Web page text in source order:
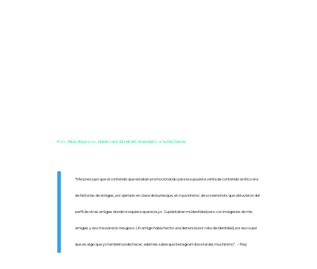
Por: Alicia Reynoso, Mariel Lara, Elizabeth Avendaño e Ixchel García
“Me preocupó que el contenido que estaban promocionando para la supuesta venta de contenido erótico era
de historias de amigas, por ejemplo en clase de burlesque, en ropa interior, de screenshots que obtuvieron del
perfil de otras amigas donde ni siquiera aparecía yo. Suplantaban mi identidad pero con imágenes de mis
amigas y eso me pareció riesgoso.Un amigo había hecho una denuncia por robo de identidad, por eso supe
que es algo que yo también podía hacer, además sabía que instagram iba a tardar muchísimo”. – Rey